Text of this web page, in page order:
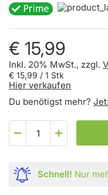
€ 15,99
Inkl. 20% MwSt., zzgl.
€ 15,99 / 1 Stk
Hier verkaufen
Du benötigst mehr?
Schnell! Nur